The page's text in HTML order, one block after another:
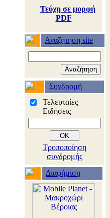
Τεύχη σε μορφή
PDF
Αναζήτηση site
Συνδρομή
Τελευταίες
Ειδήσεις
Τροποποίηση
συνδρομής
Διαφήμιση